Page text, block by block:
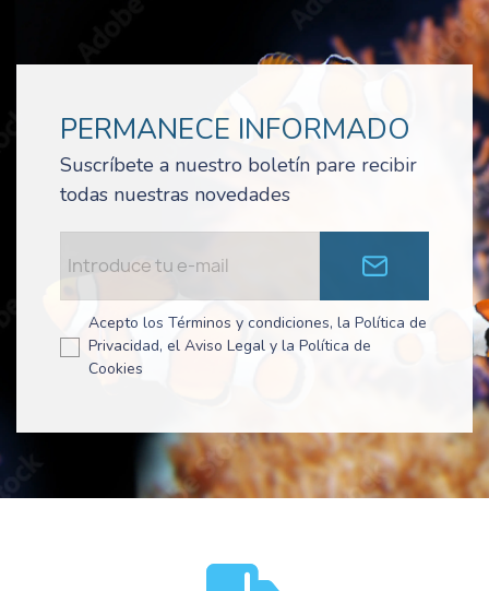
PERMANECE INFORMADO
Suscríbete a nuestro boletín pare recibir
todas nuestras novedades
Acepto los Términos y condiciones, la Política de
Privacidad, el Aviso Legal y la Política de
Cookies